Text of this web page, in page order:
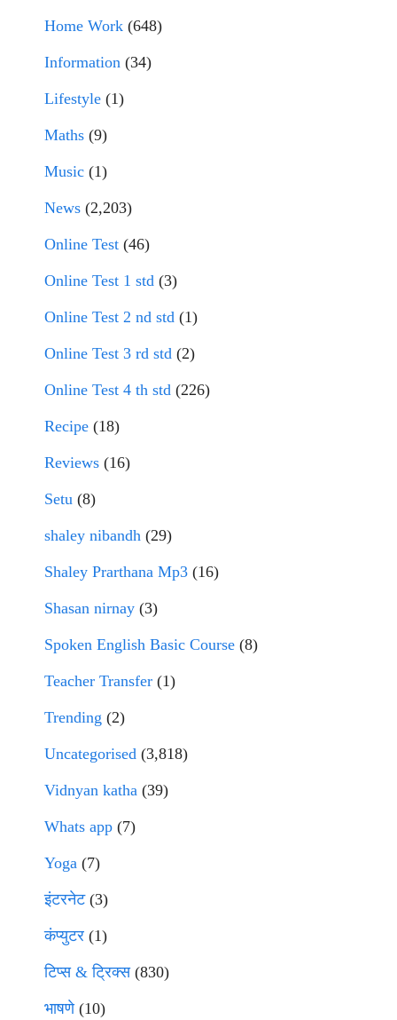
Home Work (648)
Information (34)
Lifestyle (1)
Maths (9)
Music (1)
News (2,203)
Online Test (46)
Online Test 1 std (3)
Online Test 2 nd std (1)
Online Test 3 rd std (2)
Online Test 4 th std (226)
Recipe (18)
Reviews (16)
Setu (8)
shaley nibandh (29)
Shaley Prarthana Mp3 (16)
Shasan nirnay (3)
Spoken English Basic Course (8)
Teacher Transfer (1)
Trending (2)
Uncategorised (3,818)
Vidnyan katha (39)
Whats app (7)
Yoga (7)
इंटरनेट(3)
कंप्युटर (1)
टिप्स & ट्रिक्स(830)
भाषणे(10)